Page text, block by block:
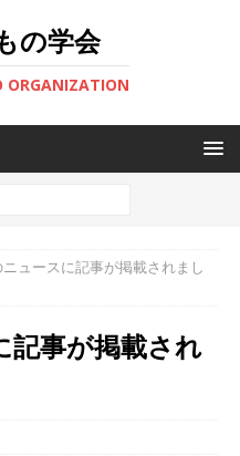
の学会
ORGANIZATION
ュースに記事が掲載されまし
記事が掲載され